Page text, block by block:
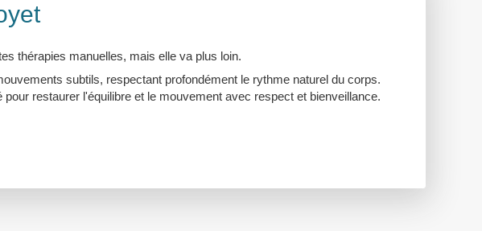
thérapies manuelles, mais elle va plus loin.
subtils, respectant profondément le rythme naturel du corps.
restaurer l'équilibre et le mouvement avec respect et bienveillance.